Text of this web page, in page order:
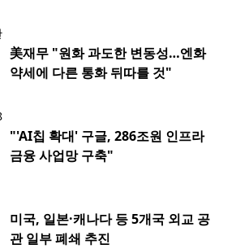
美재무 "원화 과도한 변동성…엔화
약세에 다른 통화 뒤따를 것"
"'AI칩 확대' 구글, 286조원 인프라
금융 사업망 구축"
미국, 일본·캐나다 등 5개국 외교 공
관 일부 폐쇄 추진